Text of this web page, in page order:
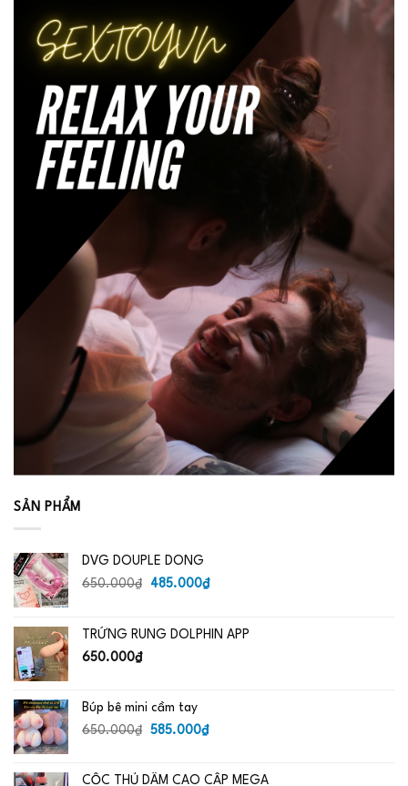
SẢN PHẨM
DVG DOUPLE DONG
650.000₫
Giá
650.000₫.
485.000₫Giá
là:
TRỨNG RUNG DOLPHIN APP
650.000₫
Búp bê mini cầm tay
650.000₫
Giá
585.000₫Giá
CỐC THỦ DÂM CAO CẤP MEGA